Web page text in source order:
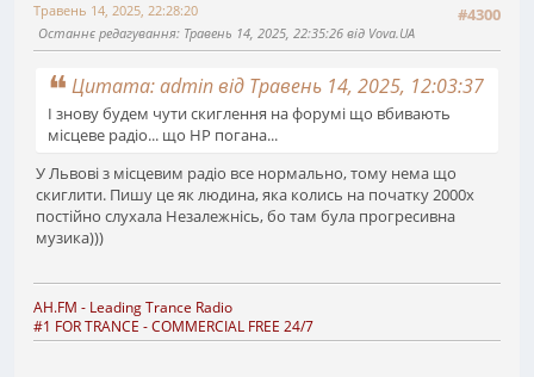
#4300
Травень 14, 2025, 22:28:20
Останнє редагування: Травень 14, 2025, 22:35:26 від Vova.UA
Цитата: admin від Травень 14, 2025, 12:03:37
І знову будем чути скиглення на форумі що вбивають
місцеве радіо... що НР погана...
У Львові з місцевим радіо все нормально, тому нема що
скиглити. Пишу це як людина, яка колись на початку 2000х
постійно слухала Незалежнісь, бо там була прогресивна
музика)))
AH.FM - Leading Trance Radio
#1 FOR TRANCE - COMMERCIAL FREE 24/7